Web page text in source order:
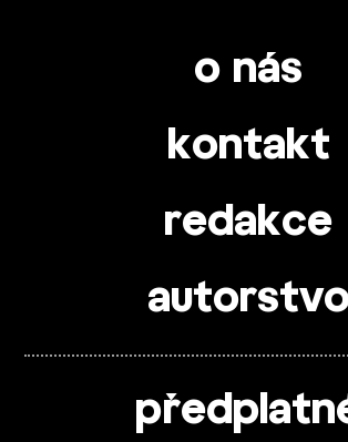
o nás
kontakt
redakce